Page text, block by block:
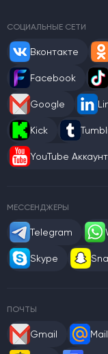
СОЦИАЛЬНЫЕ СЕТИ
Вконтакте
Facebook
Google
Kick
YouTube
МЕССЕНДЖЕРЫ
Telegram
Skype
ПОЧТЫ
Gmail